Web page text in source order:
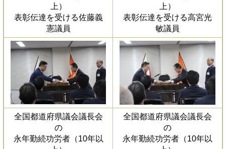
上）
表彰伝達を受ける佐藤義
憲議員
上）
表彰伝達を受ける高宮光
敏議員
全国都道府県議会議長会
の
永年勤続功労者（10年以
全国都道府県議会議長会
の
永年勤続功労者（10年以